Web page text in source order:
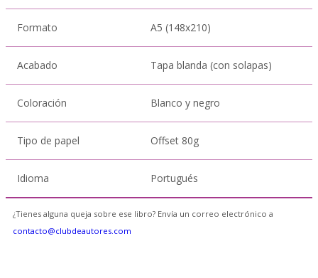
Formato A5 (148x210)
Acabado Tapa blanda (con solapas)
Coloración Blanco y negro
Tipo de papel Offset 80g
Idioma Portugués
¿Tienes alguna queja sobre ese libro? Envía un correo electrónico a
contacto@clubdeautores.com